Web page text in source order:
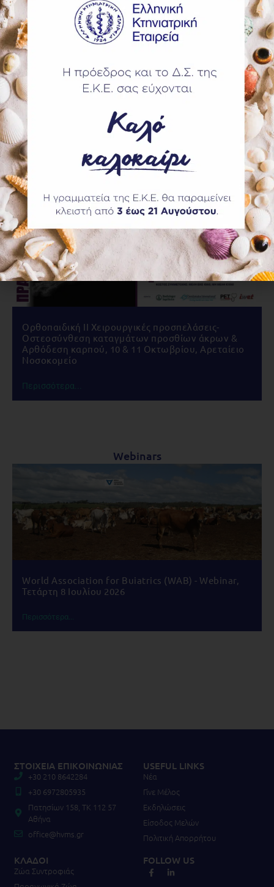
Χειρουργική Κοιλίας, 12 & 13 Σεπτεμβρίου,
Αρεταίειο Νοσοκομείο
Ορθοπαιδική IΙ Χειρουργικές προσπελάσεις-
Οστεοσύνθεση καταγμάτων προσθίων άκρων &
Αρθόδεση καρπού, 10 & 11 Οκτωβρίου, Αρεταίειο
Νοσοκομείο
Περισσότερα...
Webinars
World Association for Buiatrics (WAB) - Webinar,
Τετάρτη 8 Ιουλίου 2026
Περισσότερα...
ΣΤΟΙΧΕΙΑ ΕΠΙΚΟΙΝΩΝΙΑΣ
+30 210 8642284
+30 6972805935
Πατησίων 158, TK 112 57
Αθήνα
office@hvms.gr
USEFUL LINKS
Νέα
Γίνε Μέλος
Εκδηλώσεις
Είσοδος Μελών
Πολιτική Απορρήτου
ΚΛΑΔΟΙ
Ζώα Συντροφιάς
FOLLOW US